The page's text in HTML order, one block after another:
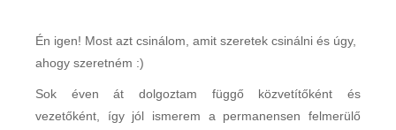
Én igen! Most azt csinálom, amit szeretek csinálni és úgy,
ahogy szeretném :)
Sok éven át dolgoztam függő közvetítőként és
vezetőként, így jól ismerem a permanensen felmerülő